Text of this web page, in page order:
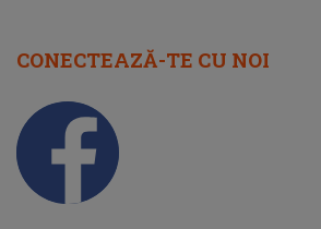
CONECTEAZĂ-TE CU NOI